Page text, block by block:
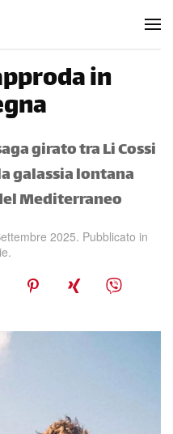
in
girato tra Li Cossi
galassia lontana
Mediterraneo
2025. Pubblicato in
.